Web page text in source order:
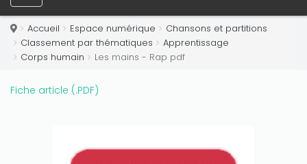
Accueil Espace numérique
Chansons et partitions
Classement par thématiques
Apprentissage
Corps humain
Les mains - Rap pdf
Fiche article (.PDF)
Only play at
amount on your credits!